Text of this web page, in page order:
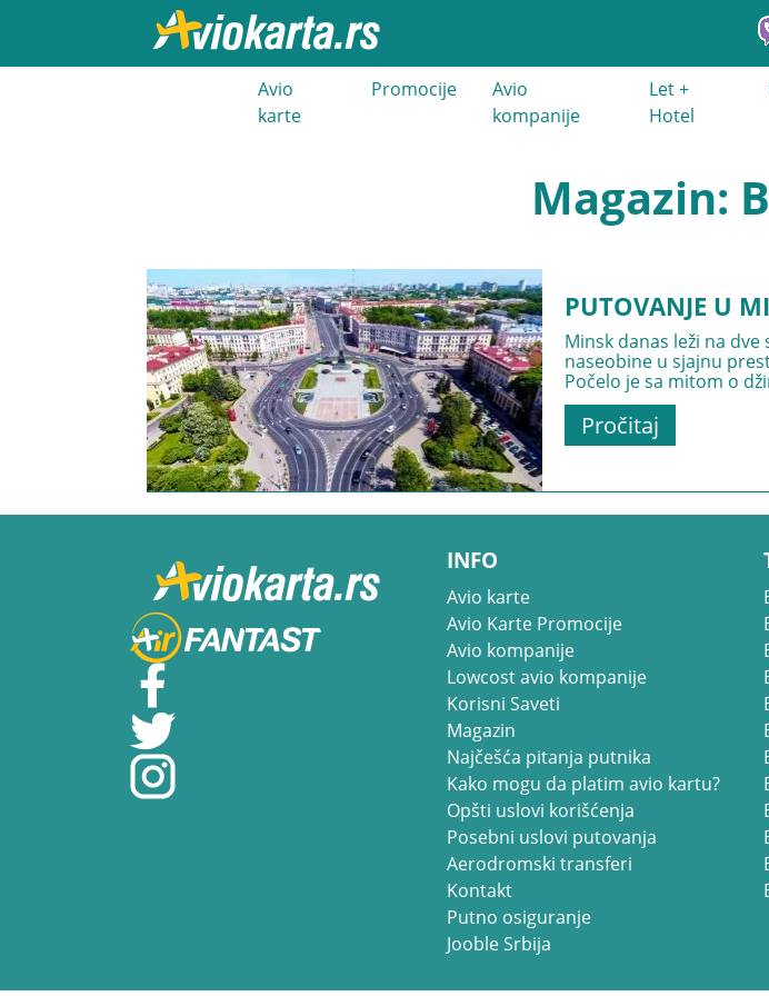
Avio
karte
Promocije
Avio
kompanije
Let +
Hotel
Magazin:
PUTOVANJE U
Minsk danas leži na
naseobine u sjajnu
Počelo je sa mitom o
Pročitaj
INFO
Avio karte
Avio Karte Promocije
Avio kompanije
Lowcost avio kompanije
Korisni Saveti
Magazin
Najčešća pitanja putnika
Kako mogu da platim avio kartu?
Opšti uslovi korišćenja
Posebni uslovi putovanja
Aerodromski transferi
Kontakt
Putno osiguranje
Jooble Srbija